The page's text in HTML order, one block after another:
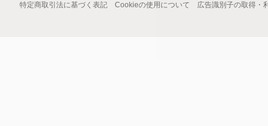
特定商取引法に基づく表記 Cookieの使用について 広告識別子の取得・